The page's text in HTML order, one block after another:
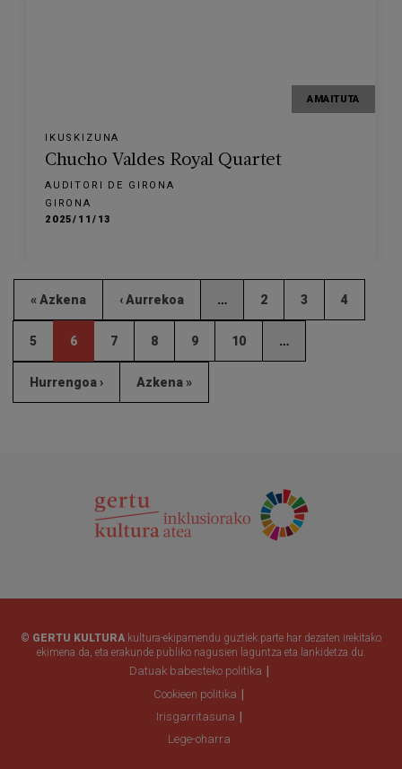
AMAITUTA
IKUSKIZUNA
Chucho Valdes Royal Quartet
AUDITORI DE GIRONA
GIRONA
2025/11/13
« Azkena ‹ Aurrekoa … 2 3 4
5 6 7 8 9 10 …
Hurrengoa › Azkena »
© GERTU KULTURA kultura-ekipamendu guztiek parte har dezaten irekitako
ekimena da, eta erakunde publiko nagusien laguntza eta lankidetza du.
Datuak babesteko politika
Cookieen politika
Irisgarritasuna
Lege-oharra